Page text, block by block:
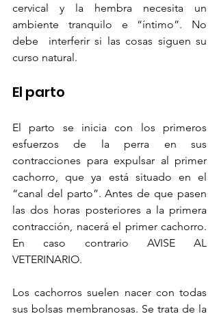
cervical y la hembra necesita un
ambiente tranquilo e “íntimo”. No
debe  interferir si las cosas siguen su
curso natural.
El parto
El parto se inicia con los primeros
esfuerzos de la perra en sus
contracciones para expulsar al primer
cachorro, que ya está situado en el
“canal del parto”. Antes de que pasen
las dos horas posteriores a la primera
contracción, nacerá el primer cachorro.
En caso contrario AVISE AL
VETERINARIO.
Los cachorros suelen nacer con todas
sus bolsas membranosas. Se trata de la